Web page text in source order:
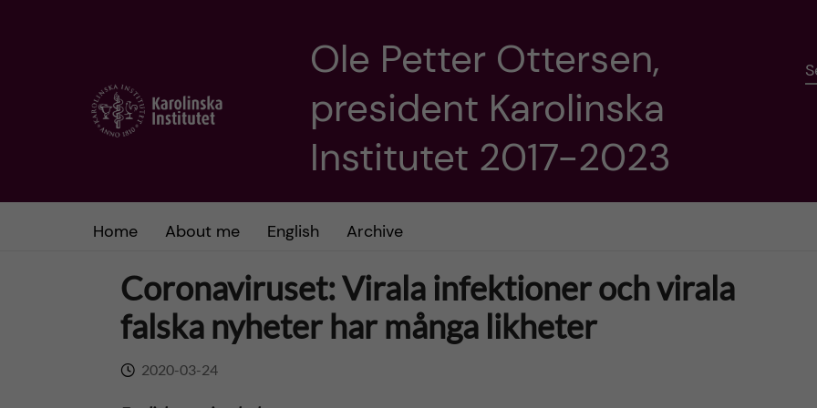
Ole Petter Ottersen,
president Karolinska
Institutet 2017-2023
Home About me English Archive
Coronaviruset: Virala infektioner och virala
falska nyheter har många likheter
2020-03-24